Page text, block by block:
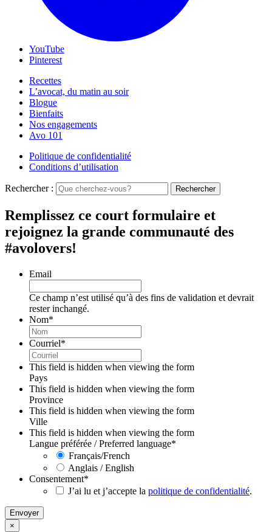
YouTube
Pinterest
Recettes
L’avocat, du matin au soir
Blogue
Bienfaits
Nos engagements
Avo 101
Politique de confidentialité
Conditions d’utilisation
Rechercher : Rechercher
Remplissez ce court formulaire et
rejoignez la grande communauté des
#avolovers!
Email
Ce champ n’est utilisé qu’à des fins de validation et devrait
rester inchangé.
Nom*
Courriel*
This field is hidden when viewing the form
Pays
This field is hidden when viewing the form
Province
This field is hidden when viewing the form
Ville
This field is hidden when viewing the form
Langue préférée / Preferred language*
Français/French
Anglais / English
Consentement*
J’ai lu et j’accepte la politique de confidentialité.
×